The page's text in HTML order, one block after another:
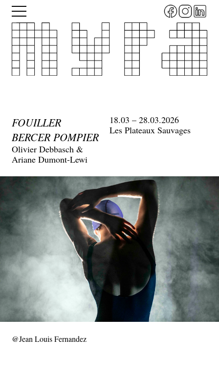
Aller
contenu
principal
Menu
FOUILLER
BERCER POMPIER
Olivier Debbasch &
Ariane Dumont-Lewi
18.03 – 28.03.2026
Les Plateaux Sauvages
@Jean Louis Fernandez